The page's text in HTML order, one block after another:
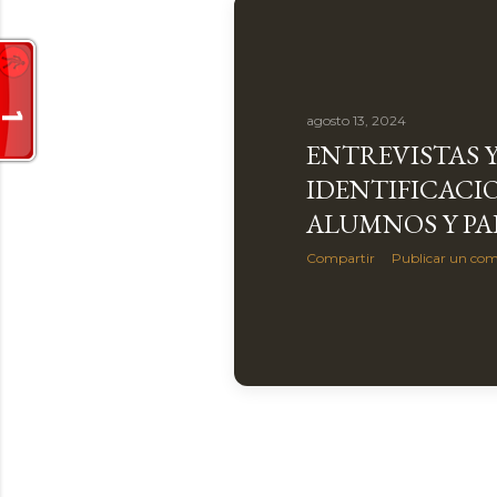
agosto 13, 2024
ENTREVISTAS
ALUMNOS Y
Compartir Publicar un